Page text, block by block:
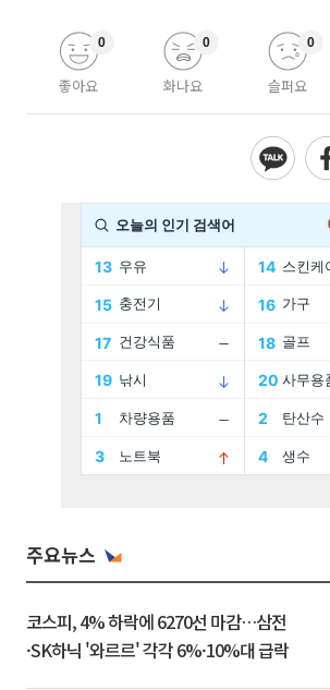
좋아요
0
화나요
0
슬퍼요
0
주요뉴스
코스피, 4% 하락에 6270선 마감…삼전
·SK하닉 '와르르' 각각 6%·10%대 급락